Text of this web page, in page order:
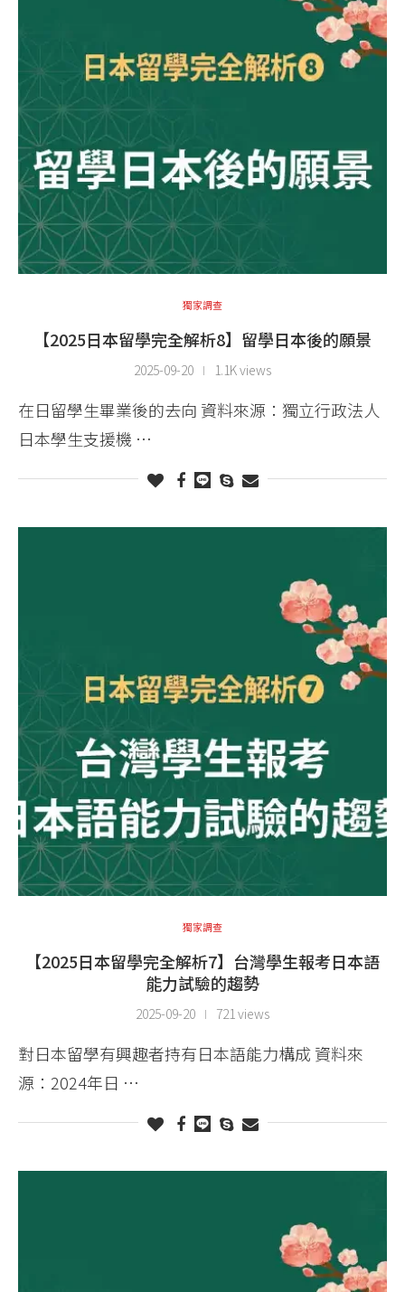
獨家調查
【2025日本留學完全解析8】留學日本後的願景
2025-09-20 1.1K views
在日留學生畢業後的去向 資料來源：獨立行政法人
日本學生支援機 …
獨家調查
【2025日本留學完全解析7】台灣學生報考日本語
能力試驗的趨勢
2025-09-20 721 views
對日本留學有興趣者持有日本語能力構成 資料來
源：2024年日 …